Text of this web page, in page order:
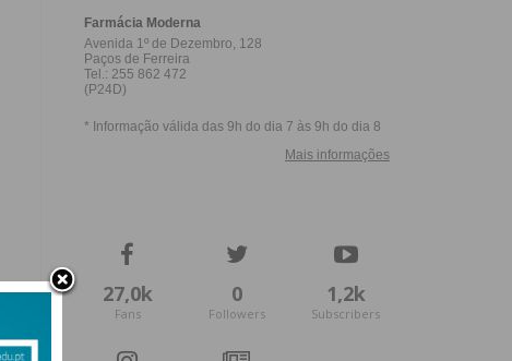
27,0k
Fans
0
Followers
1,2k
Subscribers